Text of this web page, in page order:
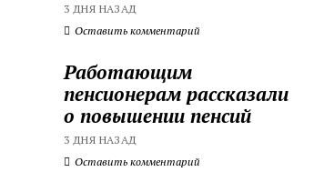
3 ДНЯ НАЗАД
Оставить комментарий
Работающим
пенсионерам рассказали
о повышении пенсий
3 ДНЯ НАЗАД
Оставить комментарий